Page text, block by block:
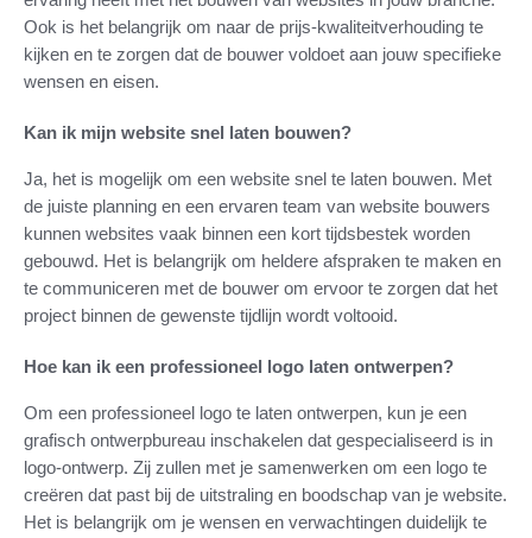
Ook is het belangrijk om naar de prijs-kwaliteitverhouding te
kijken en te zorgen dat de bouwer voldoet aan jouw specifieke
wensen en eisen.
Kan ik mijn website snel laten bouwen?
Ja, het is mogelijk om een website snel te laten bouwen. Met
de juiste planning en een ervaren team van website bouwers
kunnen websites vaak binnen een kort tijdsbestek worden
gebouwd. Het is belangrijk om heldere afspraken te maken en
te communiceren met de bouwer om ervoor te zorgen dat het
project binnen de gewenste tijdlijn wordt voltooid.
Hoe kan ik een professioneel logo laten ontwerpen?
Om een professioneel logo te laten ontwerpen, kun je een
grafisch ontwerpbureau inschakelen dat gespecialiseerd is in
logo-ontwerp. Zij zullen met je samenwerken om een logo te
creëren dat past bij de uitstraling en boodschap van je website.
Het is belangrijk om je wensen en verwachtingen duidelijk te